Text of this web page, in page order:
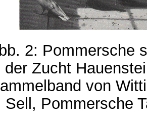
2: Pommersche
der Zucht
von
Sell, Pommersche